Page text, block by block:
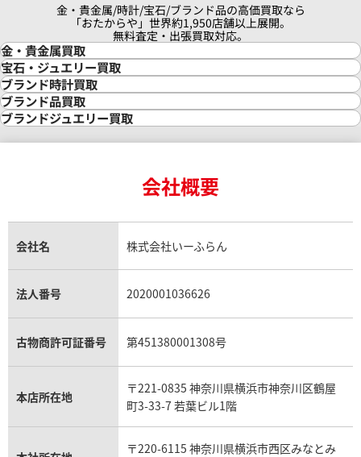
金・貴金属/時計/宝石/ブランド品の高価買取なら
「おたからや」世界約1,950店舗以上展開。
無料査定・出張買取対応。
金・貴金属買取
金買取
金の相場価格情報
金の参考買取価格一覧
インゴット買取
インゴットの相場価格情報
24金買取
金貨買取
貴金属買取
銀・シルバー買取
パラジウム買取
宝石・ジュエリー買取
宝石・ジュエリー買取
ダイヤモンド買取
ダイヤモンド・宝石の参考価格一覧
リング・結婚指輪買取
エメラルド買取
トパーズ買取
タンザナイト買取
キャッツアイ買取
アクアマリン買取
ブランド時計買取
時計買取
ロレックス買取
ロレックス デイトナ買取
ロレックス サブマリーナー買取
ロレックス エクスプローラー買取
ロレックス デイトジャスト買取
パテック フィリップノーチラス買取
ヴァシュロン・コンスタンタン買取
オメガ買取
カルティエ買取
フランク ミュラー買取
リシャール・ミル買取
ブランド品買取
ブランド買取
シャネル マトラッセ買取
セリーヌ買取
プラダ買取
ブランドジュエリー買取
ヴァンクリーフ＆アーペル買取
ショーメ買取
ダミアーニ買取
モーブッサン買取
会社概要
会社名 株式会社いーふらん
法人番号 2020001036626
古物商許可証番号 第451380001308号
本店所在地
〒221-0835 神奈川県横浜市神奈川区鶴屋
町3-33-7 若葉ビル1階
〒220-6115 神奈川県横浜市西区みなとみ